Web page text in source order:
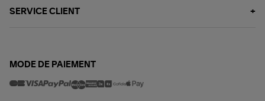
SERVICE CLIENT
MODE DE PAIEMENT